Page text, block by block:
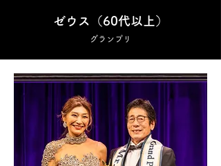
ゼウス（60代以上）
グランプリ